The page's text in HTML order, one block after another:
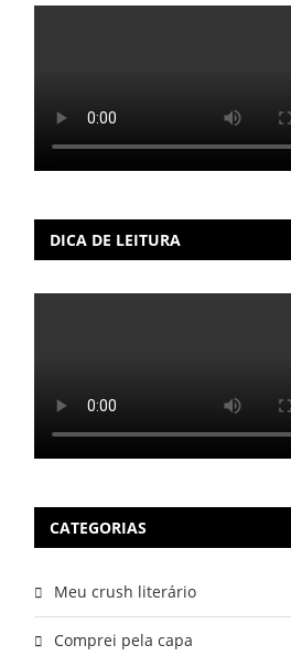
DICA DE LEITURA
CATEGORIAS
Meu crush literário
Comprei pela capa